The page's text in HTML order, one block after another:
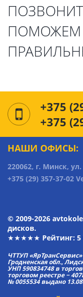
ПОМОЖЕМ
+375
+375
НАШИ ОФИСЫ:
220062, г. Минск,
+375 (29) 357-37-02
© 2009-2026
дисков.
★★★★★ Рейтинг: 5
ЧТТУП «ЯрТранСервис»
Гродненская обл.,
УНП 590834748 в
торговом реестре −
№ 0055534 выдано